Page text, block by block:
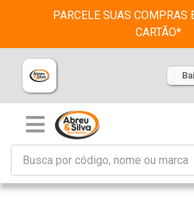
PARCELE SUAS COMPRAS
CARTÃO*